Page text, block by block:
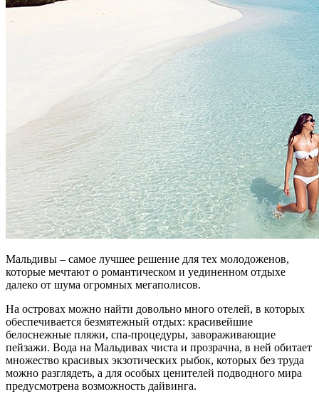
Мальдивы – самое лучшее решение для тех молодоженов,
которые мечтают о романтическом и уединенном отдыхе
далеко от шума огромных мегаполисов.
На островах можно найти довольно много отелей, в которых
обеспечивается безмятежный отдых: красивейшие
белоснежные пляжи, спа-процедуры, завораживающие
пейзажи. Вода на Мальдивах чиста и прозрачна, в ней обитает
множество красивых экзотических рыбок, которых без труда
можно разглядеть, а для особых ценителей подводного мира
предусмотрена возможность дайвинга.